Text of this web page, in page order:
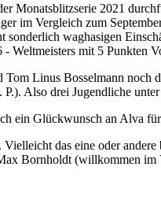
Monatsblitzserie 2021
im Vergleich zum
waghasigen
Weltmeisters mit 5 Punkten
Linus Bosselmann
P.). Also drei Jugendliche
ein Glückwunsch an Alva
das eine oder
Bornholdt (willkommen